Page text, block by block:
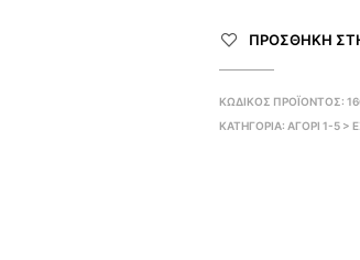
ΠΡΌΣΘΉΚΗ
ΚΩΔΙΚΌΣ ΠΡΟΪΌΝΤΟΣ:
ΚΑΤΗΓΟΡΊΑ: ΑΓΟΡΙ 1-5 >